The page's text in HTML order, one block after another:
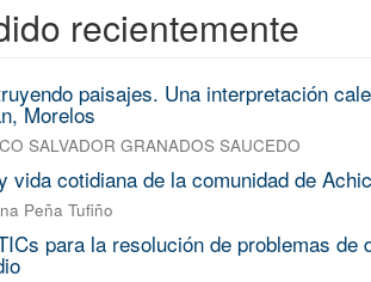
recientemente
paisajes. Una interpretación
Morelos
SALVADOR GRANADOS SAUCEDO
vida cotidiana de la comunidad de
Peña Tufiño
para la resolución de problemas